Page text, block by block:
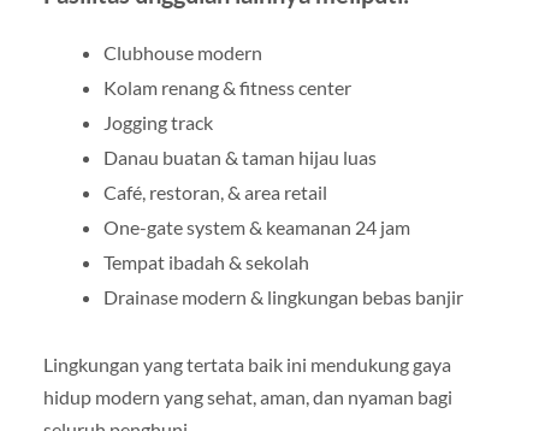
Clubhouse modern
Kolam renang & fitness center
Jogging track
Danau buatan & taman hijau luas
Café, restoran, & area retail
One-gate system & keamanan 24 jam
Tempat ibadah & sekolah
Drainase modern & lingkungan bebas banjir
Lingkungan yang tertata baik ini mendukung gaya
hidup modern yang sehat, aman, dan nyaman bagi